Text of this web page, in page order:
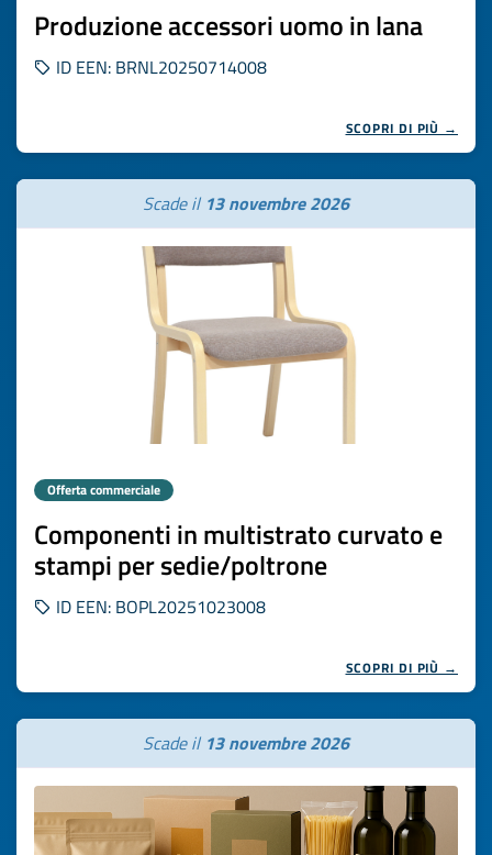
Produzione accessori uomo in lana
ID EEN: BRNL20250714008
SCOPRI DI PIÙ →
Scade il 13 novembre 2026
Offerta commerciale
Componenti in multistrato curvato e
stampi per sedie/poltrone
ID EEN: BOPL20251023008
SCOPRI DI PIÙ →
Scade il 13 novembre 2026